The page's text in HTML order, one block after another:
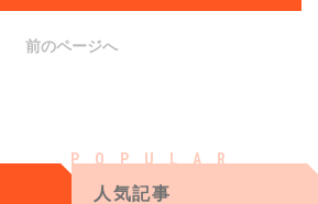
前のページへ
人気記事